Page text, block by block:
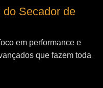
Secador de
em performance e
que fazem toda